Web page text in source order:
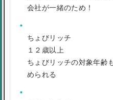
会社が一緒のため！
ちょびリッチ
１２歳以上
ちょびリッチの対象年齢
められる